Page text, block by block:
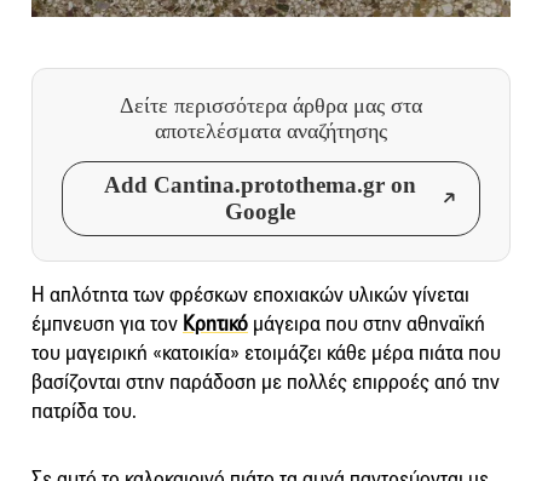
Δείτε περισσότερα άρθρα μας στα
αποτελέσματα αναζήτησης
Add Cantina.protothema.gr on
Google
Η απλότητα των φρέσκων εποχιακών υλικών γίνεται
έμπνευση για τον Κρητικό μάγειρα που στην αθηναϊκή
του μαγειρική «κατοικία» ετοιμάζει κάθε μέρα πιάτα που
βασίζονται στην παράδοση με πολλές επιρροές από την
πατρίδα του.